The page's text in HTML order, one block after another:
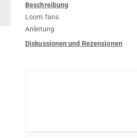
Beschreibung
Loom.fans.
Anleitung
Diskussionen und Rezensionen